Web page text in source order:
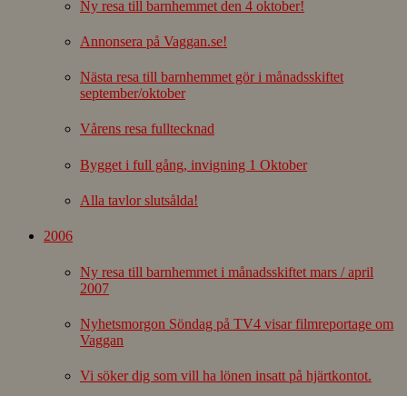
Ny resa till barnhemmet den 4 oktober!
Annonsera på Vaggan.se!
Nästa resa till barnhemmet gör i månadsskiftet
september/oktober
Vårens resa fulltecknad
Bygget i full gång, invigning 1 Oktober
Alla tavlor slutsålda!
2006
Ny resa till barnhemmet i månadsskiftet mars / april
2007
Nyhetsmorgon Söndag på TV4 visar filmreportage om
Vaggan
Vi söker dig som vill ha lönen insatt på hjärtkontot.